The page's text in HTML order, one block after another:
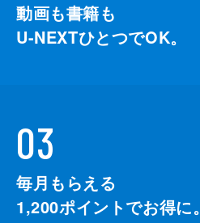
動画も書籍も
U-NEXTひとつでOK。
03
毎月もらえる
1,200ポイントでお得に。